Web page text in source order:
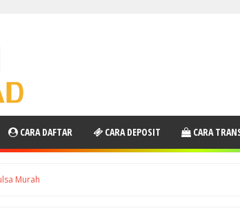
CARA DAFTAR CARA DEPOSIT CARA
Murah